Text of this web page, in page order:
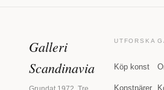
Galleri
Scandinavia
UTFORSKA
Köp konst
Konstnärer